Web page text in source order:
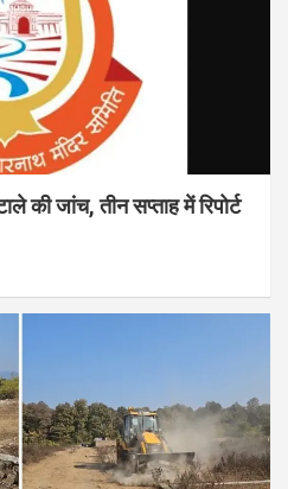
की जांच, तीन सप्ताह में रिपोर्ट